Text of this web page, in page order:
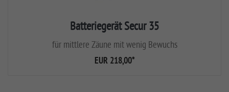
Batteriegerät Secur 35
für mittlere Zäune mit wenig Bewuchs
EUR 218,00*